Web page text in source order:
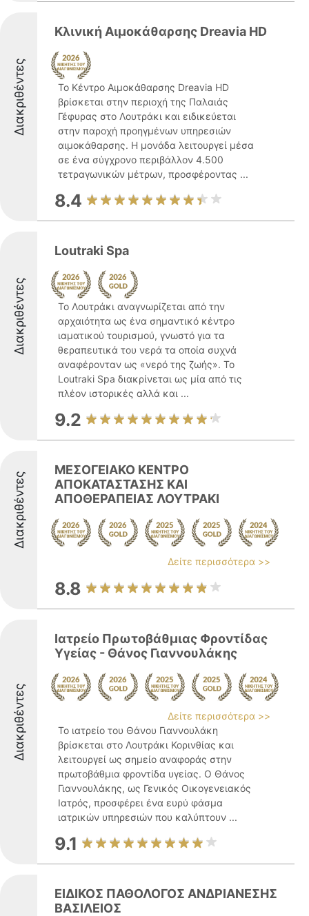
Διακριθέντες
Κλινική Αιμοκάθαρσης Dreavia HD
Το Κέντρο Αιμοκάθαρσης Dreavia HD
βρίσκεται στην περιοχή της Παλαιάς
Γέφυρας στο Λουτράκι και ειδικεύεται
στην παροχή προηγμένων υπηρεσιών
αιμοκάθαρσης. Η μονάδα λειτουργεί μέσα
σε ένα σύγχρονο περιβάλλον 4.500
τετραγωνικών μέτρων, προσφέροντας ...
8.4
Διακριθέντες
Loutraki Spa
Το Λουτράκι αναγνωρίζεται από την
αρχαιότητα ως ένα σημαντικό κέντρο
ιαματικού τουρισμού, γνωστό για τα
θεραπευτικά του νερά τα οποία συχνά
αναφέρονταν ως «νερό της ζωής». Το
Loutraki Spa διακρίνεται ως μία από τις
πλέον ιστορικές αλλά και ...
9.2
Διακριθέντες
ΜΕΣΟΓΕΙΑΚΟ ΚΕΝΤΡΟ
ΑΠΟΚΑΤΑΣΤΑΣΗΣ ΚΑΙ
ΑΠΟΘΕΡΑΠΕΙΑΣ ΛΟΥΤΡΑΚΙ
Δείτε περισσότερα >>
8.8
Διακριθέντες
Ιατρείο Πρωτοβάθμιας Φροντίδας
Υγείας - Θάνος Γιαννουλάκης
Δείτε περισσότερα >>
Το ιατρείο του Θάνου Γιαννουλάκη
βρίσκεται στο Λουτράκι Κορινθίας και
λειτουργεί ως σημείο αναφοράς στην
πρωτοβάθμια φροντίδα υγείας. Ο Θάνος
Γιαννουλάκης, ως Γενικός Οικογενειακός
Ιατρός, προσφέρει ένα ευρύ φάσμα
ιατρικών υπηρεσιών που καλύπτουν ...
9.1
ΕΙΔΙΚΟΣ ΠΑΘΟΛΟΓΟΣ ΑΝΔΡΙΑΝΕΣΗΣ
ΒΑΣΙΛΕΙΟΣ